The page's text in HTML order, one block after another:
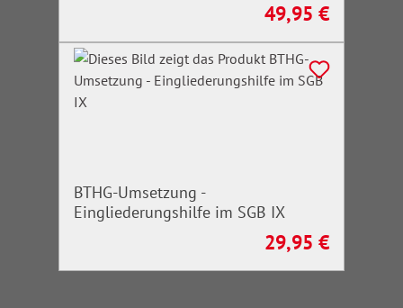
Regulärer Preis:
49,95 €
BTHG-Umsetzung -
Eingliederungshilfe im SGB IX
Regulärer Preis:
29,95 €